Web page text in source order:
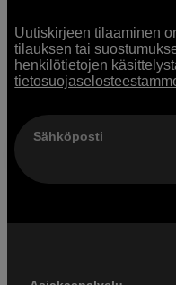
Uutiskirjeen tilaaminen
tilauksen tai
henkilötietojen
Sähköposti